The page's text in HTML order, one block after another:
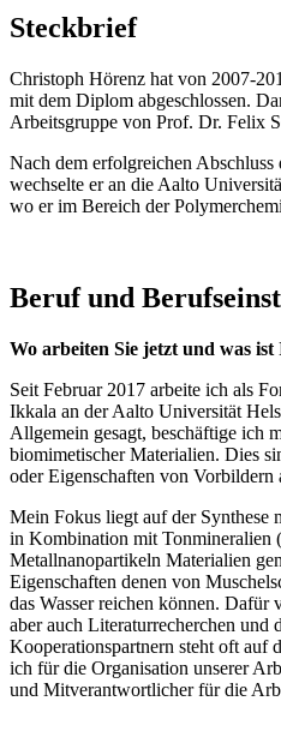
Steckbrief
Christoph Hörenz hat von 2007-
mit dem Diplom abgeschlossen.
Arbeitsgruppe von Prof. Dr. Felix
Nach dem erfolgreichen
wechselte er an die Aalto
wo er im Bereich der
Beruf und
Wo arbeiten Sie jetzt und was
Seit Februar 2017 arbeite ich als
Ikkala an der Aalto Universität
Allgemein gesagt, beschäftige ich
biomimetischer Materialien. Dies
oder Eigenschaften von Vorbildern
Mein Fokus liegt auf der Synthese
in Kombination mit Tonmineralien
Metallnanopartikeln Materialien
Eigenschaften denen von
das Wasser reichen können.
aber auch Literaturrecherchen und
Kooperationspartnern steht oft auf
ich für die Organisation unserer
und Mitverantwortlicher für die